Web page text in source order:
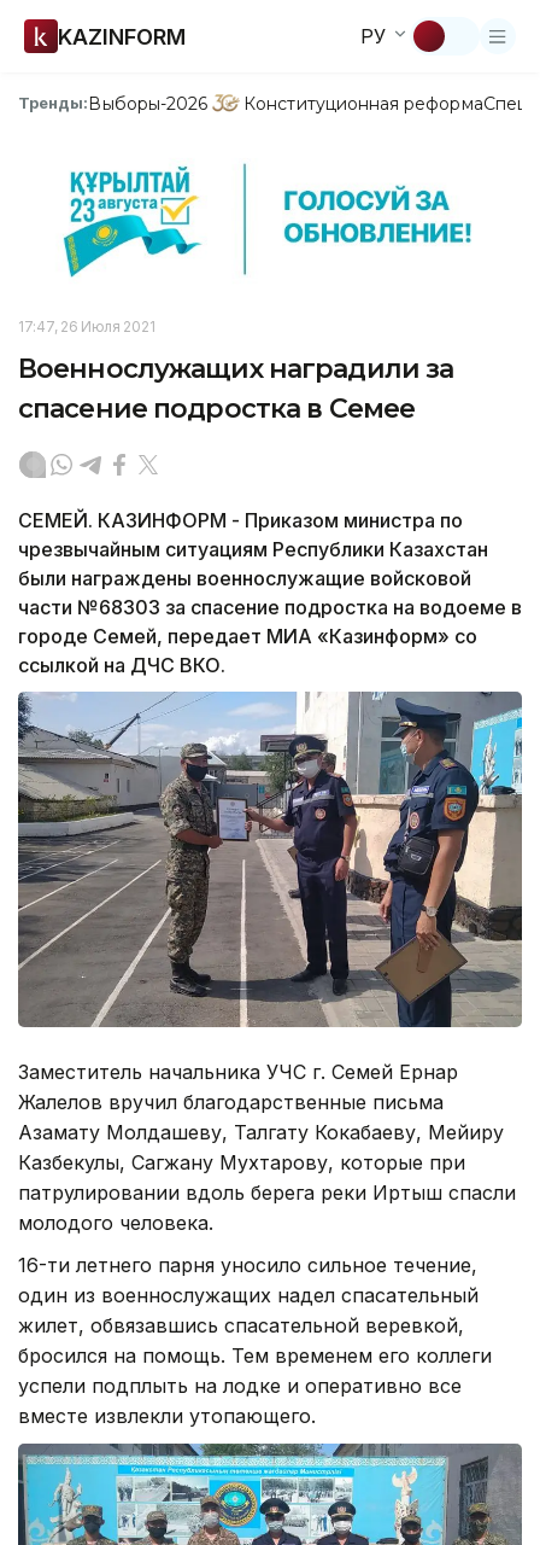
KAZINFORM РУ
Тренды:Выборы-2026 Конституционная реформа
17:47, 26 Июля 2021
Военнослужащих наградили за
спасение подростка в Семее
СЕМЕЙ. КАЗИНФОРМ - Приказом министра по
чрезвычайным ситуациям Республики Казахстан
были награждены военнослужащие войсковой
части №68303 за спасение подростка на водоеме в
городе Семей, передает МИА «Казинформ» со
ссылкой на ДЧС ВКО.
Заместитель начальника УЧС г. Семей Ернар
Жалелов вручил благодарственные письма
Азамату Молдашеву,​ Талгату Кокабаеву, Мейиру
Казбекулы, Сагжану Мухтарову, которые при
патрулировании вдоль берега реки ​Иртыш спасли ​
молодого человека. ​
16-ти летнего парня уносило сильное течение,
один из военнослужащих​ надел спасательный
жилет, ​обвязавшись спасательной веревкой,
бросился на помощь. Тем временем его коллеги
успели подплыть на лодке и оперативно все
вместе извлекли утопающего.